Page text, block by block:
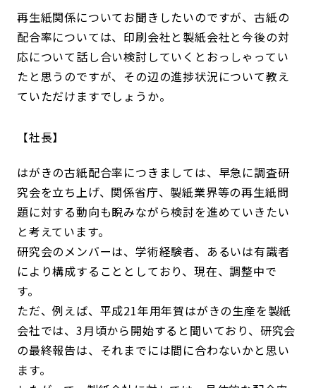
再生紙関係についてお聞きしたいのですが、古紙の
配合率については、印刷会社と製紙会社と今後の対
応について話し合い検討していくとおっしゃってい
たと思うのですが、その辺の進捗状況について教え
ていただけますでしょうか。
社長
はがきの古紙配合率につきましては、早急に調査研
究会を立ち上げ、関係省庁、製紙業界等の再生紙問
題に対する動向も睨みながら検討を進めていきたい
と考えています。
研究会のメンバーは、学術経験者、あるいは有識者
により構成することとしており、現在、調整中で
す。
ただ、例えば、平成21年用年賀はがきの生産を製紙
会社では、3月頃から開始すると聞いており、研究会
の最終報告は、それまでには間に合わないかと思い
ます。